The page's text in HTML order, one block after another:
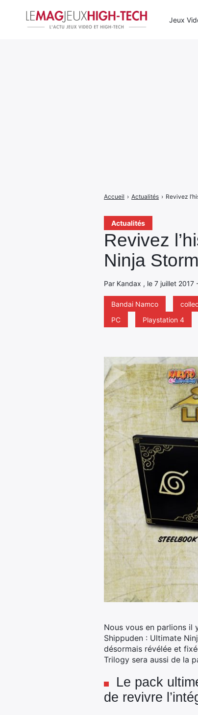
Actualités
Revivez
Ninja
Par Kandax , le 7 juillet
Bandai Namco
PC
Playstation 4
Accueil › Actualités › Revivez
Nous vous en parlions il
Shippuden : Ultimate
désormais révélée et
Trilogy sera aussi de la
Le pack
de revivre
Jeux